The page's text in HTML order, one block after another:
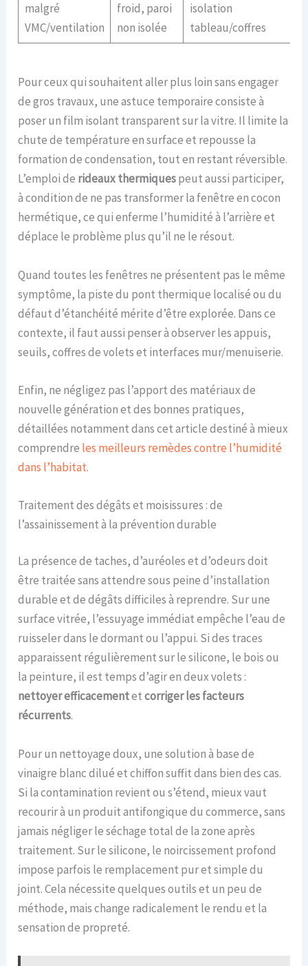
malgré
VMC/ventilation
froid, paroi
non isolée
isolation
tableau/coffres
Pour ceux qui souhaitent aller plus loin sans engager
de gros travaux, une astuce temporaire consiste à
poser un film isolant transparent sur la vitre. Il limite la
chute de température en surface et repousse la
formation de condensation, tout en restant réversible.
L’emploi de rideaux thermiquespeut aussi participer,
à condition de ne pas transformer la fenêtre en cocon
hermétique, ce qui enferme l’humidité à l’arrière et
déplace le problème plus qu’il ne le résout.
Quand toutes les fenêtres ne présentent pas le même
symptôme, la piste du pont thermique localisé ou du
défaut d’étanchéité mérite d’être explorée. Dans ce
contexte, il faut aussi penser à observer les appuis,
seuils, coffres de volets et interfaces mur/menuiserie.
Enfin, ne négligez pas l’apport des matériaux de
nouvelle génération et des bonnes pratiques,
détaillées notamment dans cet article destiné à mieux
comprendre les meilleurs remèdes contre l’humidité
dans l’habitat.
Traitement des dégâts et moisissures : de
l’assainissement à la prévention durable
La présence de taches, d’auréoles et d’odeurs doit
être traitée sans attendre sous peine d’installation
durable et de dégâts difficiles à reprendre. Sur une
surface vitrée, l’essuyage immédiat empêche l’eau de
ruisseler dans le dormant ou l’appui. Si des traces
apparaissent régulièrement sur le silicone, le bois ou
la peinture, il est temps d’agir en deux volets :
nettoyer efficacementetcorriger les facteurs
récurrents.
Pour un nettoyage doux, une solution à base de
vinaigre blanc dilué et chiffon suffit dans bien des cas.
Si la contamination revient ou s’étend, mieux vaut
recourir à un produit antifongique du commerce, sans
jamais négliger le séchage total de la zone après
traitement. Sur le silicone, le noircissement profond
impose parfois le remplacement pur et simple du
joint. Cela nécessite quelques outils et un peu de
méthode, mais change radicalement le rendu et la
sensation de propreté.